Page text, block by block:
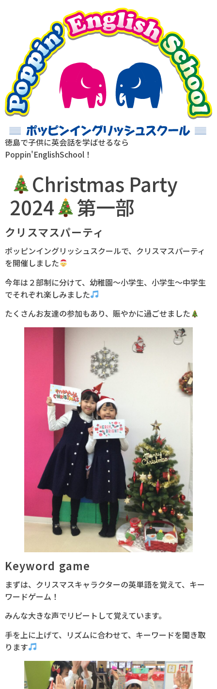
徳島で子供に英会話を学ばせるなら
Poppin'EnglishSchool！
Christmas Party
2024
第一部
クリスマスパーティ
ポッピンイングリッシュスクールで、クリスマスパーティ
を開催しました
今年は２部制に分けて、幼稚園〜小学生、小学生〜中学生
でそれぞれ楽しみました
たくさんお友達の参加もあり、賑やかに過ごせました
Keyword game
まずは、クリスマスキャラクターの英単語を覚えて、キー
ワードゲーム！
みんな大きな声でリピートして覚えています。
手を上に上げて、リズムに合わせて、キーワードを聞き取
ります